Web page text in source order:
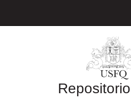
Repositorio